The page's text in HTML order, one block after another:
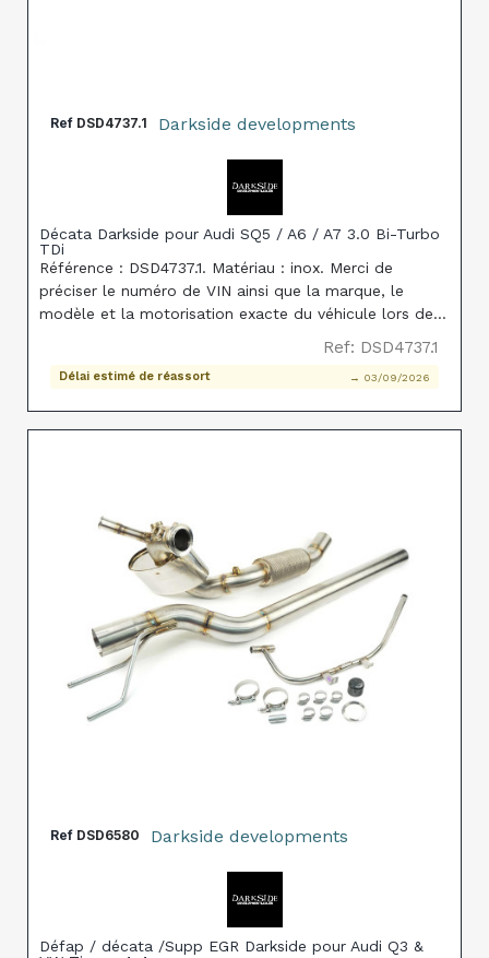
Ref DSD4737.1 Darkside developments
Décata Darkside pour Audi SQ5 / A6 / A7 3.0 Bi-Turbo
TDi
Référence : DSD4737.1. Matériau : inox. Merci de
préciser le numéro de VIN ainsi que la marque, le
modèle et la motorisation exacte du véhicule lors de
Ref: DSD4737.1
Délai estimé de réassort → 03/09/2026
Ref DSD6580 Darkside developments
Défap / décata /Supp EGR Darkside pour Audi Q3 &